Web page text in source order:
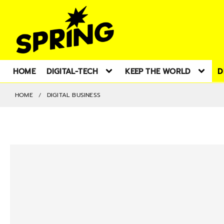
HOME DIGITAL-TECH KEEP THE WORLD
HOME DIGITAL BUSINESS